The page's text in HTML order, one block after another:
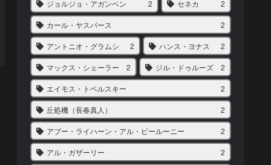
ジョルジョ・アガンベン 2 セネカ 2
カール・ヤスパース 2
アントニオ・グラムシ 2 ハンス・ヨナス 2
マックス・シェーラー 2 ジル・ドゥルーズ 2
エイモス・トベルスキー 2
丘処機（長春真人） 2
アブー・ライハーン・アル・ビールーニー 2
アル・ガザーリー 2